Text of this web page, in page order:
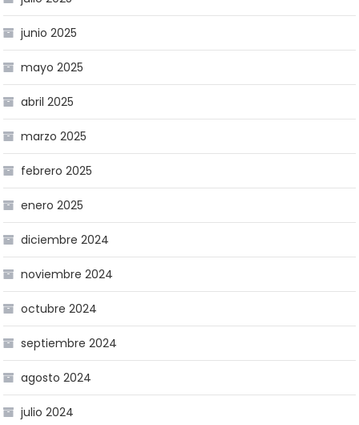
junio 2025
mayo 2025
abril 2025
marzo 2025
febrero 2025
enero 2025
diciembre 2024
noviembre 2024
octubre 2024
septiembre 2024
agosto 2024
julio 2024